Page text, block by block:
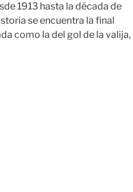
1913 hasta la década de
se encuentra la final
como la del gol de la valija,